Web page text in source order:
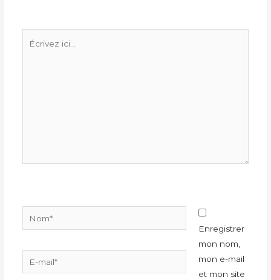
mail*
Enregistrer
mon nom,
mon e-mail
et mon site